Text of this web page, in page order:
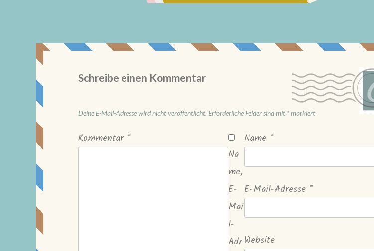
Schreibe einen Kommentar
Deine E-Mail-Adresse wird nicht veröffentlicht. Erforderliche Felder sind mit *markiert
Kommentar * Name *
E-Mail-Adresse *
Website
Na
me,
E-
Mai
l-
Adr